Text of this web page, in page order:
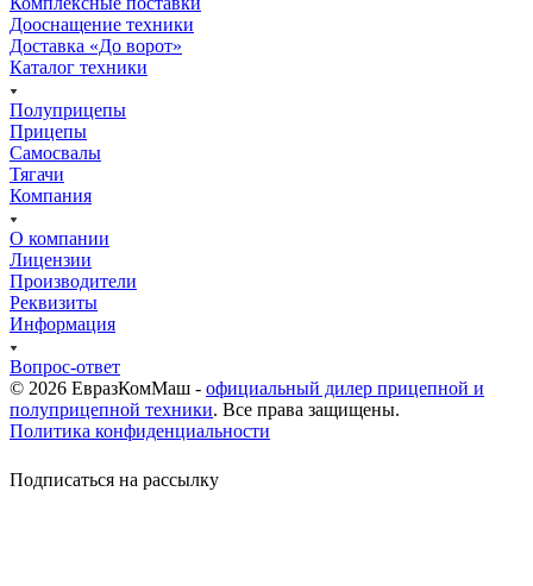
Дооснащение техники
Доставка «До ворот»
Каталог техники
Полуприцепы
Прицепы
Самосвалы
Тягачи
Компания
О компании
Лицензии
Производители
Реквизиты
Информация
Вопрос-ответ
© 2026 ЕвразКомМаш - официальный дилер прицепной и
полуприцепной техники. Все права защищены.
Политика конфиденциальности
Подписаться на рассылку